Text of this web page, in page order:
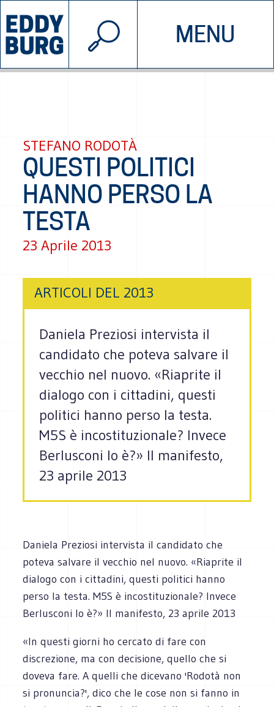
MENU
INIZIATIVE CHI SIAMO
© 2026 EDDYBURG
STEFANO RODOTÀ
QUESTI POLITICI
HANNO PERSO LA
TESTA
23 Aprile 2013
ARTICOLI DEL 2013
Daniela Preziosi intervista il
candidato che poteva salvare il
vecchio nel nuovo. «Riaprite il
dialogo con i cittadini, questi
politici hanno perso la testa.
M5S è incostituzionale? Invece
Berlusconi lo è?» Il manifesto,
23 aprile 2013
Daniela Preziosi intervista il candidato che
poteva salvare il vecchio nel nuovo. «Riaprite il
dialogo con i cittadini, questi politici hanno
perso la testa. M5S è incostituzionale? Invece
Berlusconi lo è?» Il manifesto, 23 aprile 2013
«In questi giorni ho cercato di fare con
discrezione, ma con decisione, quello che si
doveva fare. A quelli che dicevano 'Rodotà non
si pronuncia?', dico che le cose non si fanno in